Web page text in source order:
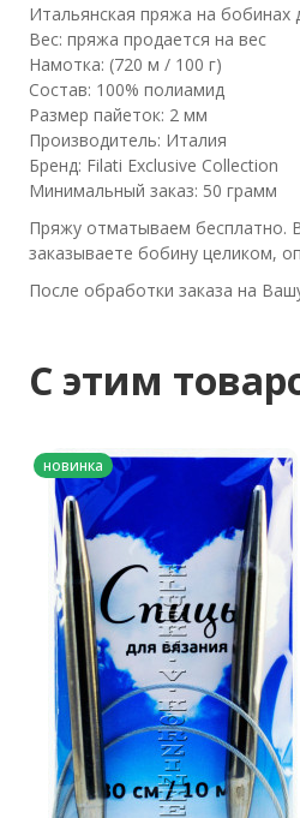
Итальянская пряжа на бобинах
Вес: пряжа продается на вес
Намотка: (720 м / 100 г)
Состав: 100% полиамид
Размер пайеток: 2 мм
Производитель: Италия
Бренд: Filati Exclusive Collection
Минимальный заказ: 50 грамм
Пряжу отматываем бесплатно.
заказываете бобину целиком,
После обработки заказа на
C этим
новинка